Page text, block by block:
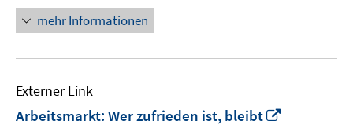
mehr Informationen
Externer Link
Arbeitsmarkt: Wer zufrieden ist, bleibt